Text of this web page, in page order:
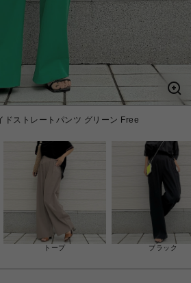
ドストレートパンツ グリーン Free
トープ ブラック